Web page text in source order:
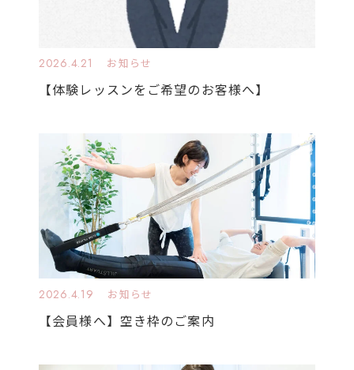
2026.4.21 お知らせ
【体験レッスンをご希望のお客様へ】
2026.4.19 お知らせ
【会員様へ】空き枠のご案内